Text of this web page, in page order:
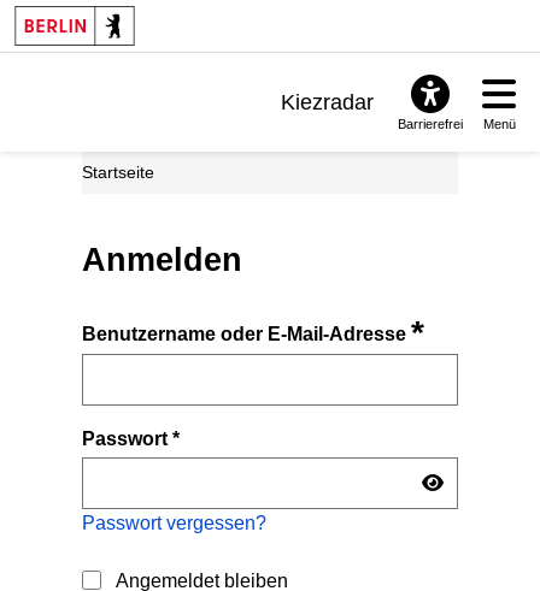
Kiezradar
Barrierefrei Menü
Startseite
Anmelden
Benutzername oder E-Mail-Adresse*
Passwort*
Passwort vergessen?
Angemeldet bleiben